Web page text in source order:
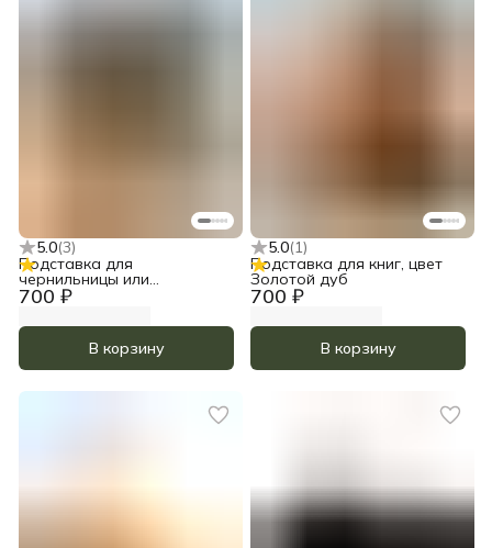
5.0(3)
700 ₽
Подставка для
чернильницы или
стаканчика, цвет Золотой
дуб
В корзину
5.0(1)
700 ₽
Подставка для книг, цвет
Золотой дуб
В корзину